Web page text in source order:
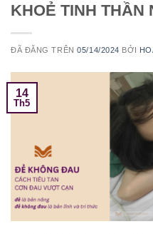
KHOẺ TINH THẦN
ĐÃ ĐĂNG TRÊN05/14/2024 BỞI
14
Th5